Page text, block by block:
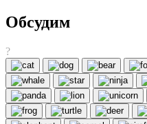
Обсудим
?